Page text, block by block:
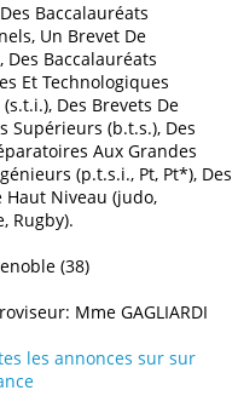
Des Baccalauréats
Un Brevet De
Des Baccalauréats
Et Technologiques
Des Brevets De
Supérieurs (b.t.s.), Des
Aux Grandes
(p.t.s.i., Pt, Pt*), Des
Haut Niveau (judo,
Rugby).
(38)
Mme GAGLIARDI
les annonces sur sur